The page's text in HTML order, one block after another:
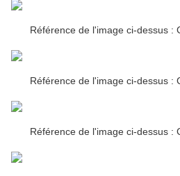
Référence de l'image ci-dessus :
Référence de l'image ci-dessus :
Référence de l'image ci-dessus :